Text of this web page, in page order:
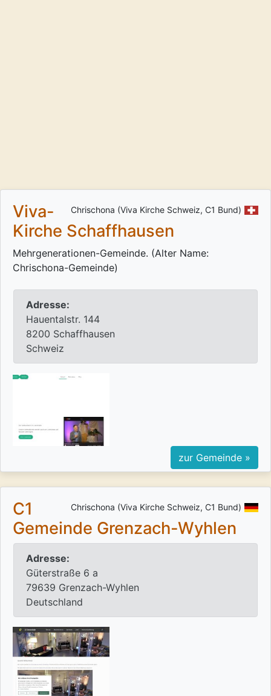
Chrischona (Viva Kirche Schweiz, C1 Bund)
Viva-
Kirche Schaffhausen
Mehrgenerationen-Gemeinde. (Alter Name:
Chrischona-Gemeinde)
Adresse:
Hauentalstr. 144
8200 Schaffhausen
Schweiz
zur Gemeinde »
Chrischona (Viva Kirche Schweiz, C1 Bund)
C1
Gemeinde Grenzach-Wyhlen
Adresse:
Güterstraße 6 a
79639 Grenzach-Wyhlen
Deutschland